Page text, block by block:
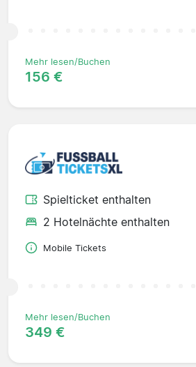
Mehr lesen/Buchen
156 €
Spielticket enthalten
2 Hotelnächte enthalten
Mobile Tickets
Mehr lesen/Buchen
349 €